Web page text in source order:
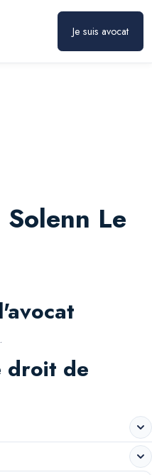
Je suis avocat
Le
droit de